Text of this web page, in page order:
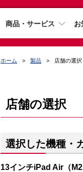
商品・サービス お
ホーム 製品 店舗の選択
店舗の選択
選択した機種・
13インチiPad Air（